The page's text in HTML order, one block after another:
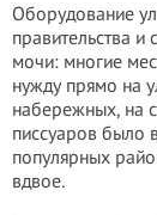
Оборудование
правительства
мочи: многие
нужду прямо на
набережных, на
писсуаров было
популярных
вдвое.